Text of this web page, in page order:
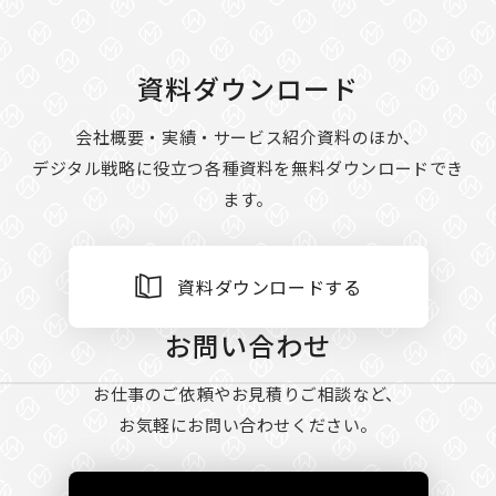
資料ダウンロード
会社概要・実績・サービス紹介資料のほか、
デジタル戦略に役立つ各種資料を無料ダウンロードでき
ます。
資料ダウンロードする
お問い合わせ
お仕事のご依頼やお見積りご相談など、
お気軽にお問い合わせください。